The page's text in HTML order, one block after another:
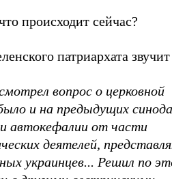
происходит сейчас?
патриархата
вопрос о церковной
и на предыдущих
автокефалии от части
деятелей,
украинцев... Решил по